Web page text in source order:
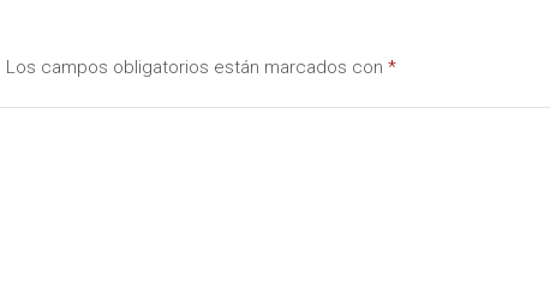
Los campos obligatorios están marcados con *